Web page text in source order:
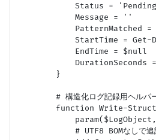
Status =
            Message = ''
PatternMatched =
StartTime = Get-
            EndTime = $null
DurationSeconds
        }
# 構造化ログ記録用ヘルパ
function Write-
# UTF8 BOMなしで